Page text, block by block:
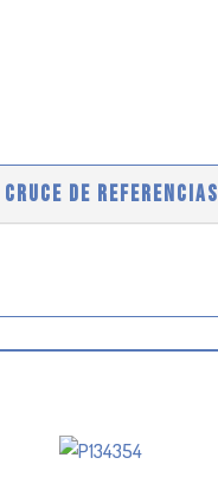
CRUCE DE REFERENCIAS